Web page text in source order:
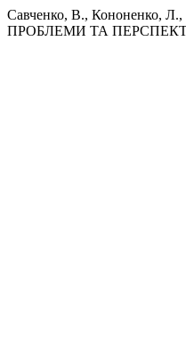
Савченко, В.,
ПРОБЛЕМИ ТА